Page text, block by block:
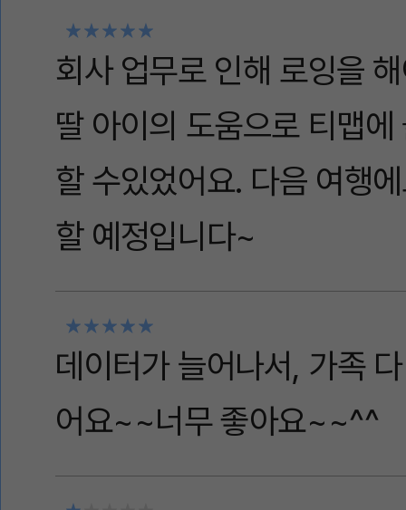
니다!
회사 업무로 인해 로잉을
딸 아이의 도움으로 티맵
할 수있었어요. 다음 여행
할 예정입니다~
데이터가 늘어나서, 가족
어요~~너무 좋아요~~^^